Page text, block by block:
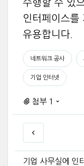
수행할 수 있
인터페이스를
유용합니다.
네트워크 공사
기업 인터넷
첨부 1
기업 사무실에 인